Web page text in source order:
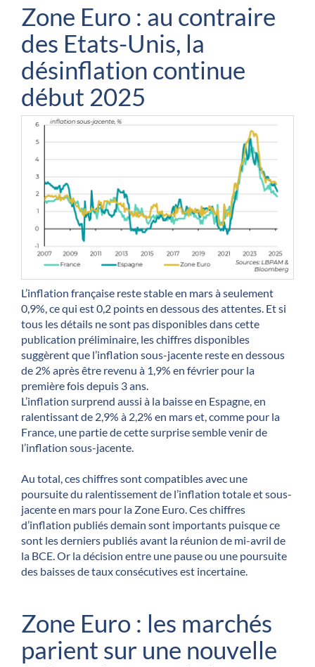
Zone Euro : au contraire
des Etats-Unis, la
désinflation continue
début 2025
L’inflation française reste stable en mars à seulement
0,9%, ce qui est 0,2 points en dessous des attentes. Et si
tous les détails ne sont pas disponibles dans cette
publication préliminaire, les chiffres disponibles
suggèrent que l’inflation sous-jacente reste en dessous
de 2% après être revenu à 1,9% en février pour la
première fois depuis 3 ans.
L’inflation surprend aussi à la baisse en Espagne, en
ralentissant de 2,9% à 2,2% en mars et, comme pour la
France, une partie de cette surprise semble venir de
l’inflation sous-jacente.
Au total, ces chiffres sont compatibles avec une
poursuite du ralentissement de l’inflation totale et sous-
jacente en mars pour la Zone Euro. Ces chiffres
d’inflation publiés demain sont importants puisque ce
sont les derniers publiés avant la réunion de mi-avril de
la BCE. Or la décision entre une pause ou une poursuite
des baisses de taux consécutives est incertaine.
Zone Euro : les marchés
parient sur une nouvelle